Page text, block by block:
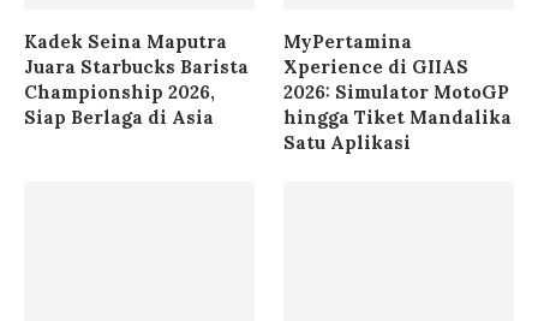
Kadek Seina Maputra
Juara Starbucks Barista
Championship 2026,
Siap Berlaga di Asia
MyPertamina
Xperience di GIIAS
2026: Simulator MotoGP
hingga Tiket Mandalika
Satu Aplikasi